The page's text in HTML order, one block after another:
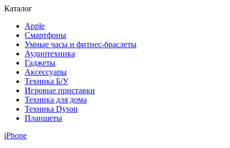
Каталог
Apple
Смартфоны
Умные часы и фитнес-браслеты
Аудиотехника
Гаджеты
Аксессуары
Техника Б/У
Игровые приставки
Техника для дома
Техника Dyson
Планшеты
iPhone